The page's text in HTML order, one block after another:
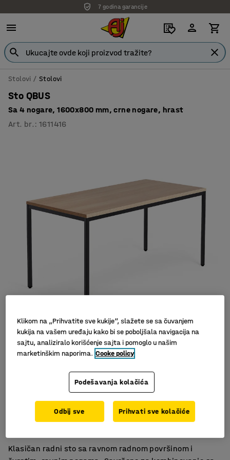
Isporuka po dogovoru
Stolovi Stolovi
Sto QBUS
Sa 4 nogare, 1600x800 mm, crne nogare, hrast
Art. br. :1611416
Slični proizvodi
Čvrst
Izdržljiva površina laminata
Klasičan radni sto sa ravnom radnom površinom i
Klikom na „Prihvatite sve kukije“, slažete se sa čuvanjem
kukija na vašem uređaju kako bi se poboljšala navigacija na
sajtu, analiziralo korišćenje sajta i pomoglo u našim
marketinškim naporima. Cooke policy
Podešavanja kolačića
Odbij sve Prihvati sve kolačiće